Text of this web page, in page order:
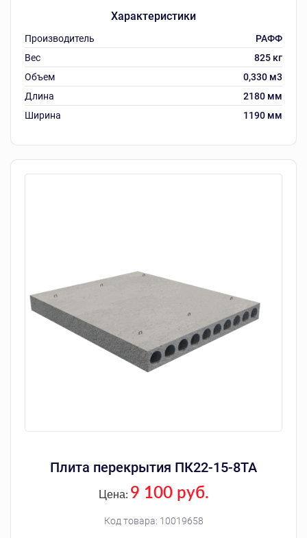
Характеристики
Производитель
РАФФ
Вес
825 кг
Объем
0,330 м3
Длина
2180 мм
Ширина
1190 мм
Плита перекрытия ПК22-15-8ТА
Код товара: 10019658
Цена: 9 100 руб.